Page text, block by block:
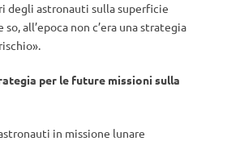
degli astronauti sulla superficie
all’epoca non c’era una strategia
per le future missioni sulla
in missione lunare